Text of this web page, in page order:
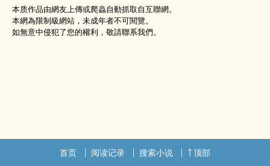
本质作品由網友上傳或爬蟲自動抓取自互聯網。
本網為限制級網站，未成年者不可閱覽。
如無意中侵犯了您的權利，敬請聯系我們。
首页 阅读记录 搜索小说 顶部